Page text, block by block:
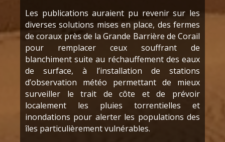
Les publications auraient pu revenir sur les
diverses solutions mises en place, des fermes
de coraux près de la Grande Barrière de Corail
pour remplacer ceux souffrant de
blanchiment suite au réchauffement des eaux
de surface, à l’installation de stations
d’observation météo permettant de mieux
surveiller le trait de côte et de prévoir
localement les pluies torrentielles et
inondations pour alerter les populations des
îles particulièrement vulnérables.